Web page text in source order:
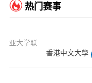
热门赛事
亚大学联
香港中文大學